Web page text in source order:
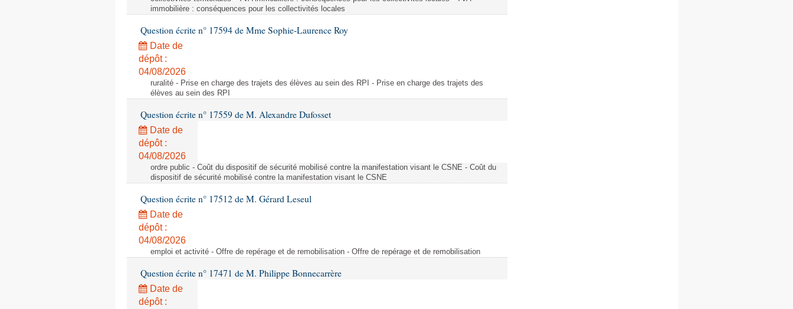
immobilière : conséquences pour les collectivités locales
Question écrite n° 17594 de Mme Sophie-Laurence Roy
Date de
dépôt :
04/08/2026
ruralité - Prise en charge des trajets des élèves au sein des RPI - Prise en charge des trajets des
élèves au sein des RPI
Question écrite n° 17559 de M. Alexandre Dufosset
Date de
dépôt :
04/08/2026
ordre public - Coût du dispositif de sécurité mobilisé contre la manifestation visant le CSNE - Coût du
dispositif de sécurité mobilisé contre la manifestation visant le CSNE
Question écrite n° 17512 de M. Gérard Leseul
Date de
dépôt :
04/08/2026
emploi et activité - Offre de repérage et de remobilisation - Offre de repérage et de remobilisation
Question écrite n° 17471 de M. Philippe Bonnecarrère
Date de
dépôt :